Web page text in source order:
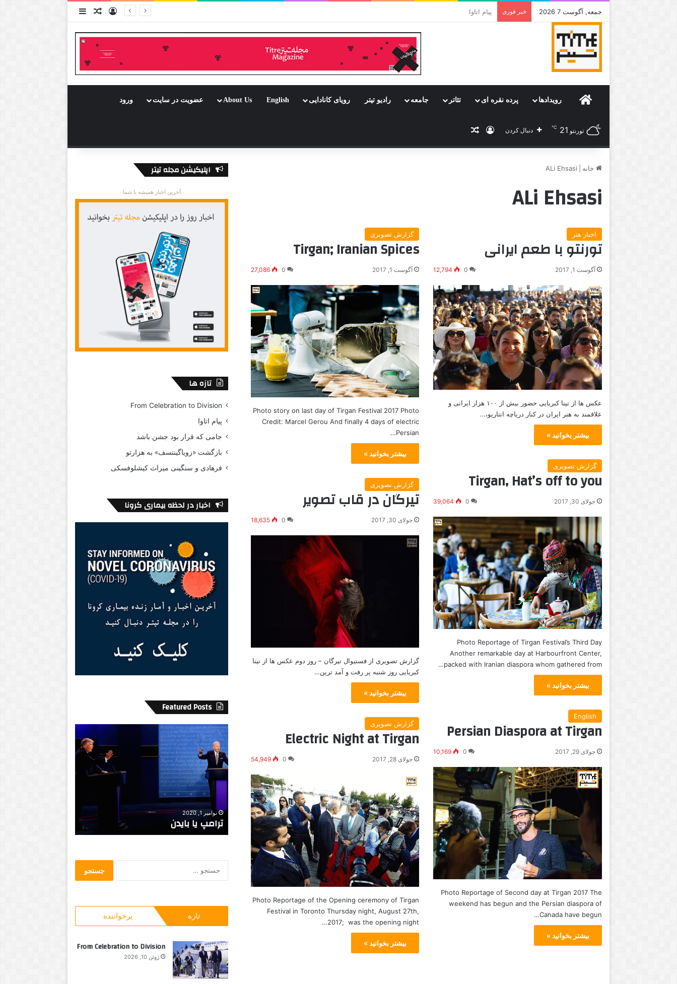
جمعه, آگوست 7 2026 خبر فوری جامی که قرار بود جشن باشد ورودنوشته تصادفی
سایدبار
Homeرویدادها پرده نقره ای تئاتر جامعه رادیو تیتر رویای کانادایی English
About Us عضویت در سایت ورود
تورنتو 21
℃ دنبال کردن ورود
خانه ALi Ehsasi
ALi Ehsasi
اخبار هنر
تورنتو با طعم ایرانی
آگوست 1, 2017 0
12,794
عکس ها از نینا کبریایی حضور بیش از ۱۰۰ هزار ایرانی و
علاقمند به هنر ایران در کنار دریاچه انتاریو،…
بیشتر بخوانید »
گزارش تصویری
Tirgan; Iranian Spices
آگوست 1, 2017 0
27,086
Photo story on last day of Tirgan Festival 2017 Photo
Credit: Marcel Gerou And finally 4 days of electric
Persian…
بیشتر بخوانید »
گزارش تصویری
Tirgan, Hat’s off to you
جولای 30, 2017 0
39,064
Photo Reportage of Tirgan Festival’s Third Day
Another remarkable day at Harbourfront Center,
packed with Iranian diaspora whom gathered from…
بیشتر بخوانید »
گزارش تصویری
تیرگان در قاب تصویر
جولای 30, 2017 0
18,635
گزارش تصویری از فستیوال تیرگان – روز دوم عکس ها از نینا
کبریایی روز شنبه پر رفت و آمد ترین…
بیشتر بخوانید »
English
Persian Diaspora at Tirgan
جولای 29, 2017 0
10,169
Photo Reportage of Second day at Tirgan 2017 The
weekend has begun and the Persian diaspora of
Canada have begun…
بیشتر بخوانید »
گزارش تصویری
Electric Night at Tirgan
جولای 28, 2017 0
54,949
Photo Reportage of the Opening ceremony of Tirgan
Festival in Toronto Thursday night, August 27th,
2017; was the opening night…
بیشتر بخوانید »
اپلیکیشن مجله تیتر
آخرین اخبار همیشه با شما
تازه ها
From Celebration to Division
پیام اتاوا
جامی که قرار بود جشن باشد
بازگشت «زویاگینتسف» به هزارتو
فرهادی و سنگینی میراث کیشلوفسکی
اخبار در لحظه بیماری کرونا
Featured Posts
بر سینمای برادران داردن
ک
ت
ر
ض
ا
ی
ز
د
ا
ن
ی
د
می 20, 2017
کنسرت رضا یزدانی در تورنتو
ت
ر
م
ا
ب
ا
ی
د
ن
نوامبر 1, 2020
ترامپ یا بایدن
و
ق
ت
ی
آ
ز
ی
ح
و
مارس 1, 2021
وقتی آزادی محدود میشود
و
ب
ر
ی
تازه پرخواننده
From Celebration to Division
ژوئن 10, 2026